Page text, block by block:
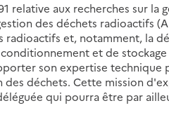
relative aux recherches sur la
des déchets radioactifs
radioactifs et, notamment, la
et de
son expertise technique
déchets. Cette mission
qui pourra être par